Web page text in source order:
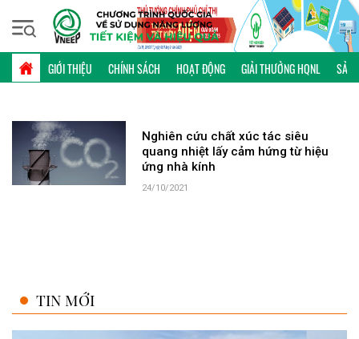
GIỚI THIỆU CHÍNH SÁCH HOẠT ĐỘNG GIẢI THƯỞNG HQNL SẢN
Thứ bảy, 08/08/2026 | 09:06 GMT+7
TỪ KHÓA: XÚC TÁC SIÊU QUANG NHIỆT
Nghiên cứu chất xúc tác siêu
quang nhiệt lấy cảm hứng từ hiệu
ứng nhà kính
24/10/2021
TIN MỚI